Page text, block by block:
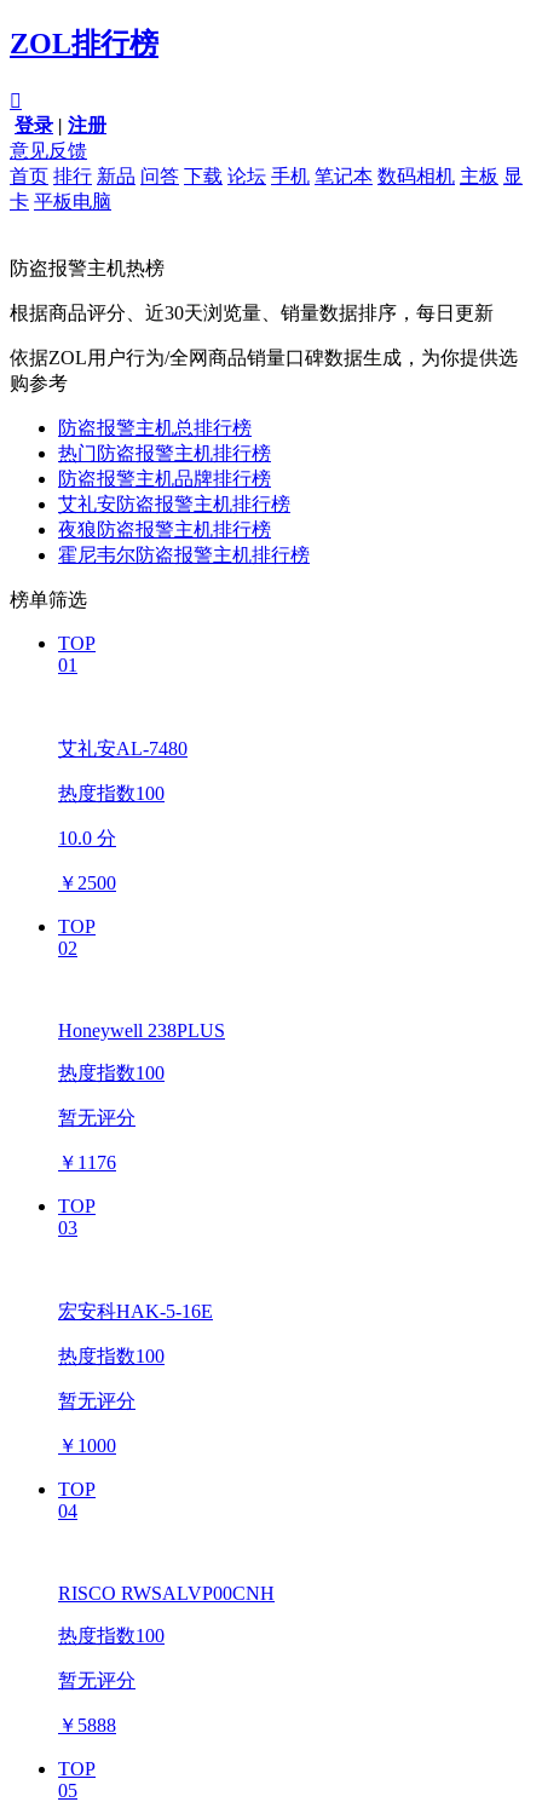
ZOL排行榜

登录 | 注册
意见反馈
首页 排行 新品 问答 下载 论坛 手机 笔记本 数码相机 主板 显
卡 平板电脑
防盗报警主机热榜
根据商品评分、近30天浏览量、销量数据排序，每日更新
依据ZOL用户行为/全网商品销量口碑数据生成，为你提供选
购参考
防盗报警主机总排行榜
热门防盗报警主机排行榜
防盗报警主机品牌排行榜
艾礼安防盗报警主机排行榜
夜狼防盗报警主机排行榜
霍尼韦尔防盗报警主机排行榜
榜单筛选
TOP
01
艾礼安AL-7480
热度指数100
10.0 分
￥ 2500
TOP
02
Honeywell 238PLUS
热度指数100
暂无评分
￥ 1176
TOP
03
宏安科HAK-5-16E
热度指数100
暂无评分
￥ 1000
TOP
04
RISCO RWSALVP00CNH
热度指数100
暂无评分
￥ 5888
TOP
05